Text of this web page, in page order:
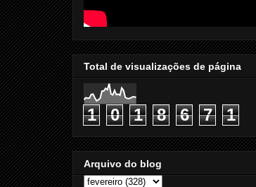
Total de visualizações de página
1 0 1 8 6 7 1
Arquivo do blog